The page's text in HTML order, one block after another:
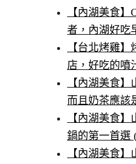
【內湖美食
者，內湖好吃
【台北烤雞
店，好吃的噴
【內湖美食
而且奶茶應該
【內湖美食
鍋的第一首選
【內湖美食